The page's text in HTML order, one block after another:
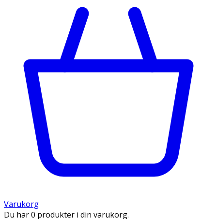
Varukorg
Du har 0 produkter i din varukorg.